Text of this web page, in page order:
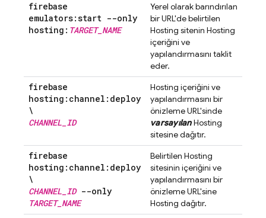
firebase
emulators:start --only
hosting: TARGET_ NAME
Yerel olarak barındırılan
bir URL'de belirtilen
Hosting sitenin Hosting
içeriğini ve
yapılandırmasını taklit
eder.
firebase
hosting:channel:deploy
\
CHANNEL ID
Hosting içeriğini ve
yapılandırmasını bir
önizleme URL'sinde
varsayılanHosting
sitesine dağıtır.
firebase
hosting:channel:deploy
\
CHANNEL ID--only
TARGET_ NAME
Belirtilen Hosting
sitesinin içeriğini ve
yapılandırmasını bir
önizleme URL'sine
Hosting dağıtır.